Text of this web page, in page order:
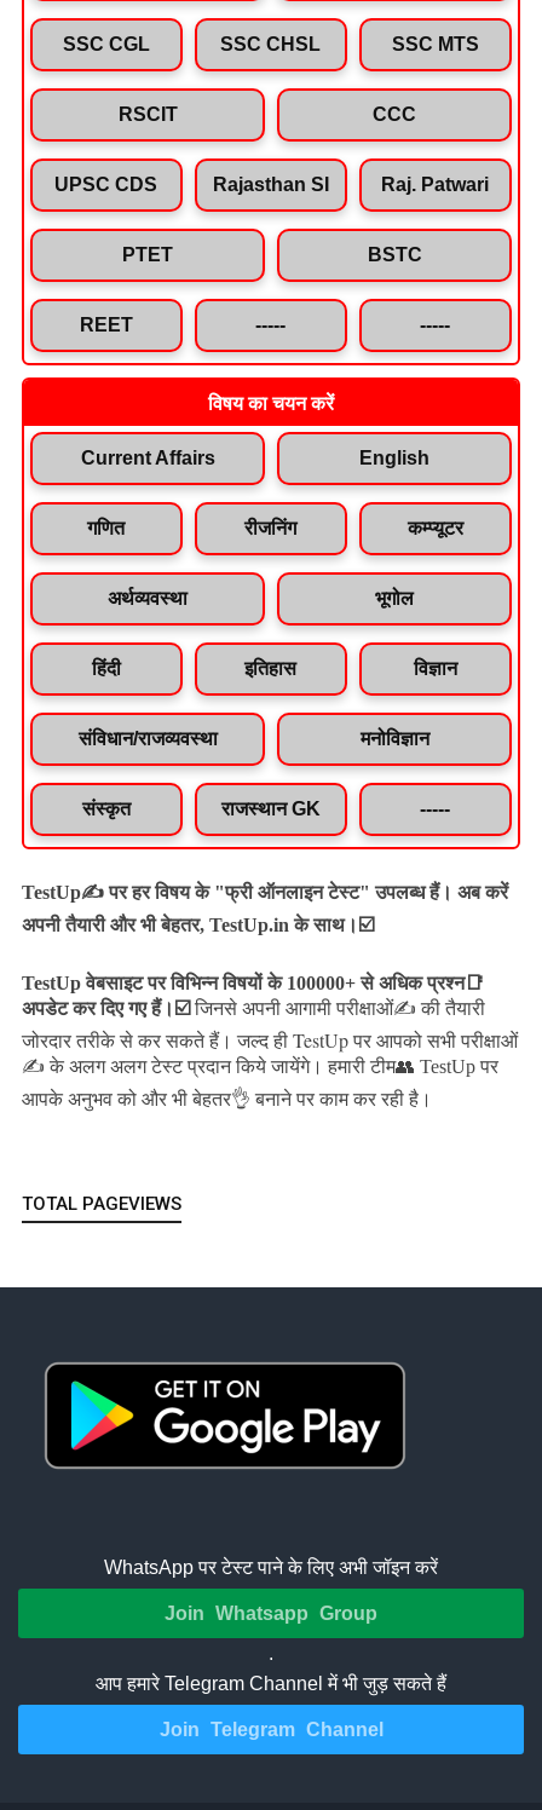
SSC CGL SSC CHSL SSC MTS
RSCIT CCC
UPSC CDS Rajasthan SI Raj. Patwari
PTET BSTC
REET ----- -----
विषय का चयन करें
Current Affairs English
गणित रीजनिंग कम्प्यूटर
अर्थव्यवस्था भूगोल
हिंदी इतिहास विज्ञान
संविधान/राजव्यवस्था मनोविज्ञान
संस्कृत राजस्थान GK -----
TestUp✍️ पर हर विषय के "फ्री ऑनलाइन टेस्ट" उपलब्ध हैं। अब करें
अपनी तैयारी और भी बेहतर, TestUp.in के साथ।☑️
TestUp वेबसाइट पर विभिन्न विषयों के 100000+ से अधिक प्रश्न📑
अपडेट कर दिए गए हैं। ☑️ जिनसे अपनी आगामी परीक्षाओं✍️ की तैयारी
जोरदार तरीके से कर सकते हैं।जल्द ही TestUp पर आपको सभी परीक्षाओं
✍️ के अलग अलग टेस्ट प्रदान किये जायेंगे। हमारी टीम👥 TestUp पर
आपके अनुभव को और भी बेहतर👌 बनाने पर काम कर रही है।
TOTAL PAGEVIEWS
WhatsApp पर टेस्ट पाने के लिए अभी जॉइन करें
Join Whatsapp Group
.
आप हमारे Telegram Channel में भी जुड़ सकते हैं
Join Telegram Channel